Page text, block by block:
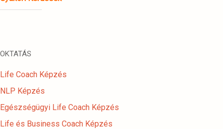
OKTATÁS
Life Coach Képzés
NLP Képzés
Egészségügyi Life Coach Képzés
Life és Business Coach Képzés